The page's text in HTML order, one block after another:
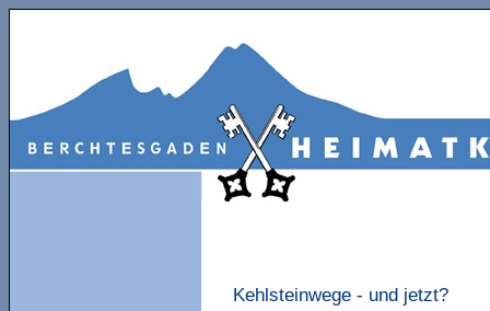
Kehlsteinwege - und jetzt?